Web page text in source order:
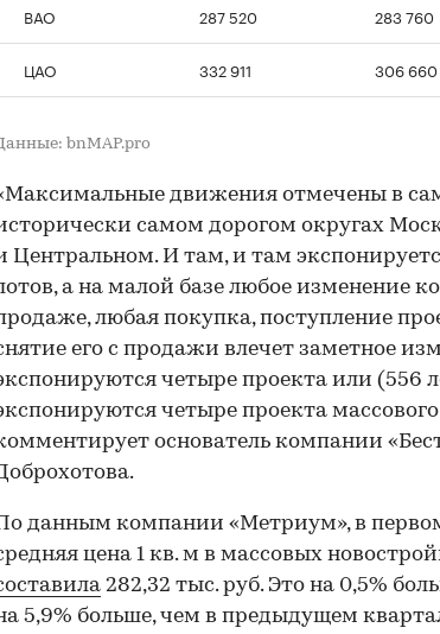
ВАО 287 520 283 760
ЦАО 332 911 306 660
bnMAP.pro
движения отмечены в
самом дорогом округах
Центральном. И там, и там
а на малой базе любое изменение
любая покупка, поступление
его с продажи влечет заметное
четыре проекта или (556
четыре проекта
основатель компании
данным компании «Метриум», в
цена 1 кв. м в массовых
282,32 тыс. руб. Это на 0,5%
5,9% больше, чем в предыдущем